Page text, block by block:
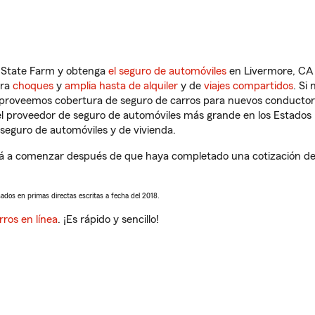
Farm y obtenga el seguro de automóviles en Livermore,
choques y amplia hasta de alquiler y de viajes compartidos. Si
cobertura de seguro de carros para nuevos
de seguro de automóviles más grande en los Estados
de automóviles y de vivienda.
comenzar después de que haya completado una cotización
en primas directas escritas a fecha del 2018.
en línea. ¡Es rápido y sencillo!